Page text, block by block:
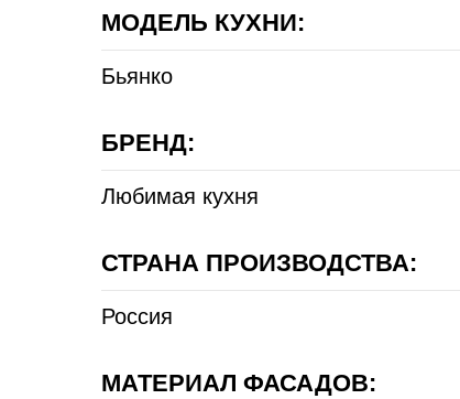
МОДЕЛЬ КУХНИ:
Бьянко
БРЕНД:
Любимая кухня
СТРАНА ПРОИЗВОДСТВА:
Россия
МАТЕРИАЛ ФАСАДОВ: